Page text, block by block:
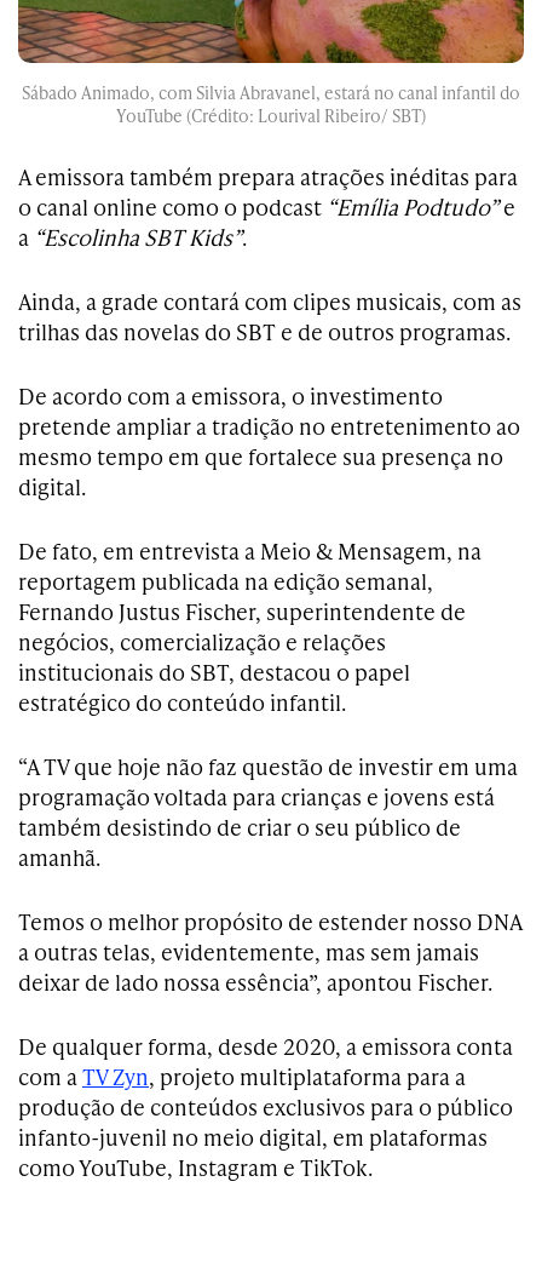
Sábado Animado, com Silvia Abravanel, estará no canal infantil do
YouTube (Crédito: Lourival Ribeiro/ SBT)
A emissora também prepara atrações inéditas para
o canal online como o podcast “Emília Podtudo”e
a “Escolinha SBT Kids”.
Ainda, a grade contará com clipes musicais, com as
trilhas das novelas do SBT e de outros programas.
De acordo com a emissora, o investimento
pretende ampliar a tradição no entretenimento ao
mesmo tempo em que fortalece sua presença no
digital.
De fato, em entrevista a Meio & Mensagem, na
reportagem publicada na edição semanal,
Fernando Justus Fischer, superintendente de
negócios, comercialização e relações
institucionais do SBT, destacou o papel
estratégico do conteúdo infantil.
“A TV que hoje não faz questão de investir em uma
programação voltada para crianças e jovens está
também desistindo de criar o seu público de
amanhã.
Temos o melhor propósito de estender nosso DNA
a outras telas, evidentemente, mas sem jamais
deixar de lado nossa essência”, apontou Fischer.
De qualquer forma, desde 2020, a emissora conta
com aTV Zyn, projeto multiplataforma para a
produção de conteúdos exclusivos para o público
infanto-juvenil no meio digital, em plataformas
como YouTube, Instagram e TikTok.